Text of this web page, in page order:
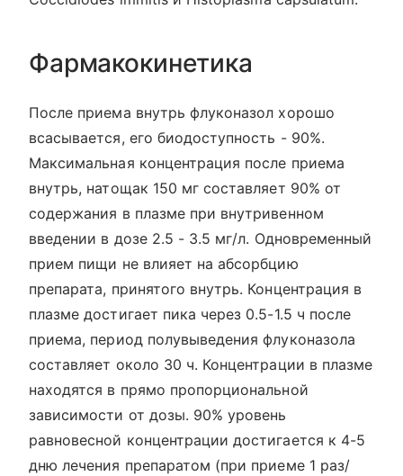
Фармакокинетика
После приема внутрь флуконазол хорошо
всасывается, его биодоступность - 90%.
Максимальная концентрация после приема
внутрь, натощак 150 мг составляет 90% от
содержания в плазме при внутривенном
введении в дозе 2.5 - 3.5 мг/л. Одновременный
прием пищи не влияет на абсорбцию
препарата, принятого внутрь. Концентрация в
плазме достигает пика через 0.5-1.5 ч после
приема, период полувыведения флуконазола
составляет около 30 ч. Концентрации в плазме
находятся в прямо пропорциональной
зависимости от дозы. 90% уровень
равновесной концентрации достигается к 4-5
дню лечения препаратом (при приеме 1 раз/